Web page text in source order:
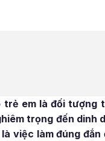
em là đối tượng
trọng đến dinh
việc làm đúng